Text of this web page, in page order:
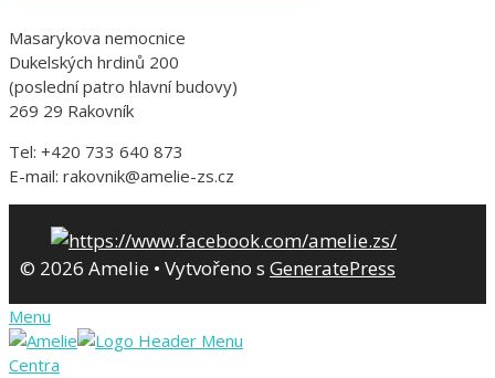
Masarykova nemocnice
Dukelských hrdinů 200
(poslední patro hlavní budovy)
269 29 Rakovník
Tel: +420 733 640 873
E-mail: rakovnik@amelie-zs.cz
© 2026 Amelie • Vytvořeno s GeneratePress
Menu
Centra